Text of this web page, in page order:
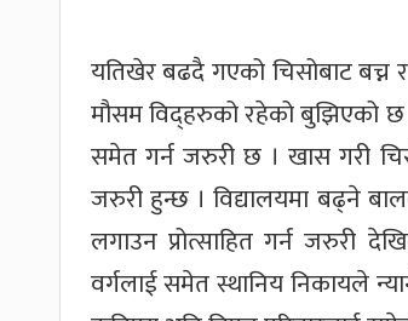
यतिखेर बढदै गएको चिसोबाट
मौसम विद्हरुको रहेको बुझिएको
समेत गर्न जरुरी छ । खास गरी
जरुरी हुन्छ । विद्यालयमा बढ्ने
लगाउन प्रोत्साहित गर्न जरुरी
वर्गलाई समेत स्थानिय निकायले